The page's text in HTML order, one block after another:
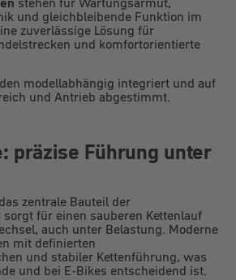
und gleichbleibende Funktion im
zuverlässige Lösung für
und komfortorientierte
modellabhängig integriert und auf
und Antrieb abgestimmt.
präzise Führung unter
zentrale Bauteil der
sorgt für einen sauberen Kettenlauf
auch unter Belastung. Moderne
mit definierten
und stabiler Kettenführung, was
und bei E-Bikes entscheidend ist.